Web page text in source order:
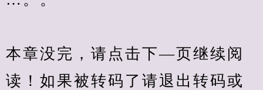
本章没完，请点击下—页继续阅
读！如果被转码了请退出转码或